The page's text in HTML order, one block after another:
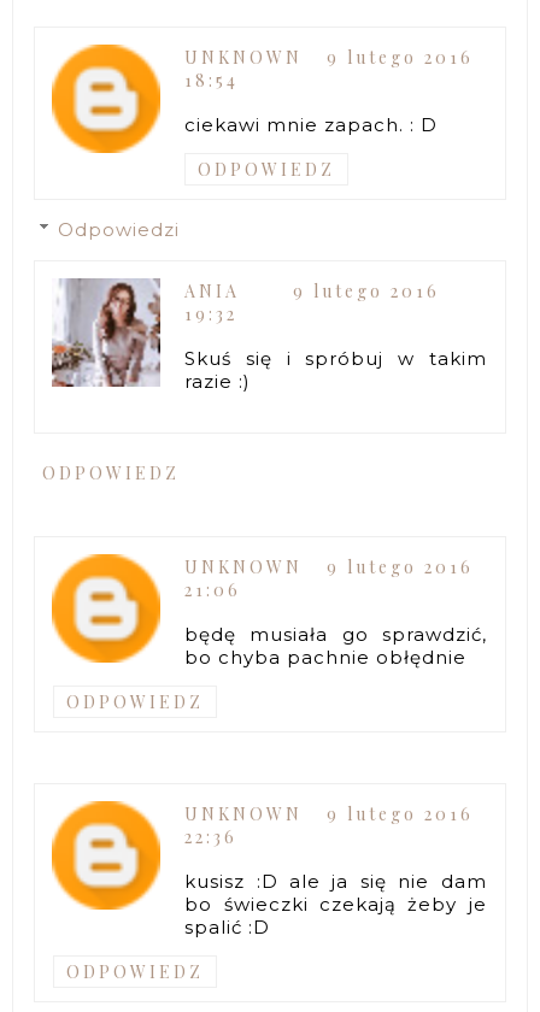
UNKNOWN
9 lutego 2016
18:54
ciekawi mnie zapach. : D
ODPOWIEDZ
Odpowiedzi
ANIA
9 lutego 2016
19:32
Skuś się i spróbuj w takim
razie :)
ODPOWIEDZ
UNKNOWN
9 lutego 2016
21:06
będę musiała go sprawdzić,
bo chyba pachnie obłędnie
ODPOWIEDZ
UNKNOWN
9 lutego 2016
22:36
kusisz :D ale ja się nie dam
bo świeczki czekają żeby je
spalić :D
ODPOWIEDZ